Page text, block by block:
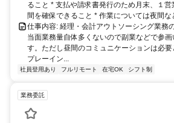
ること * 支払や請求書発行のため月末、１
間を確保できること * 作業については夜間な
仕事内容: 経理・会計アウトソーシング業務
当面業務量自体多くないので副業などで参
す。ただし昼間のコミュニケーションは必
プレーイン...
社員登用あり フルリモート 在宅OK シフト制
業務委託